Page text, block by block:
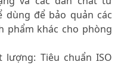
dùng để bảo quản các
phẩm khác cho phòng
Tiêu chuẩn ISO